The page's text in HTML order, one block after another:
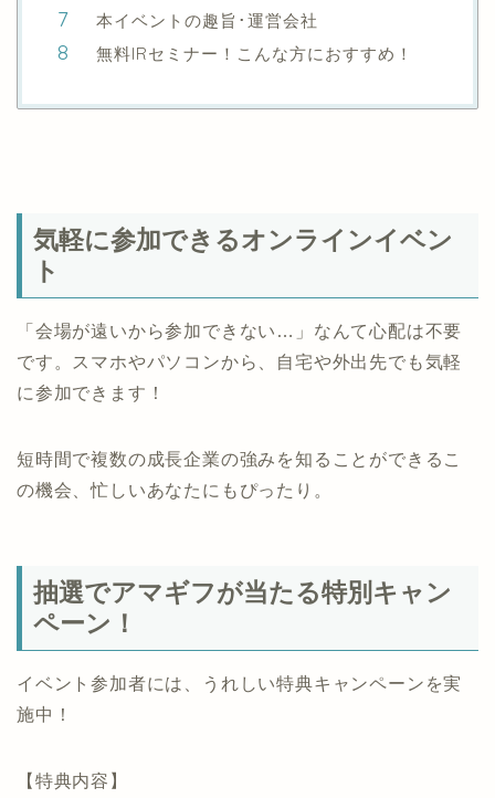
本イベントの趣旨･運営会社
無料IRセミナー！こんな方におすすめ！
気軽に参加できるオンラインイベン
ト
「会場が遠いから参加できない…」なんて心配は不要
です。スマホやパソコンから、自宅や外出先でも気軽
に参加できます！
短時間で複数の成長企業の強みを知ることができるこ
の機会、忙しいあなたにもぴったり。
抽選でアマギフが当たる特別キャン
ペーン！
イベント参加者には、うれしい特典キャンペーンを実
施中！
【特典内容】